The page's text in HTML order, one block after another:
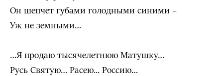
Он шепчет губами голодными синими –
Уж не земными…
…Я продаю тысячелетнюю Матушку…
Русь Святую… Расею... Россию…